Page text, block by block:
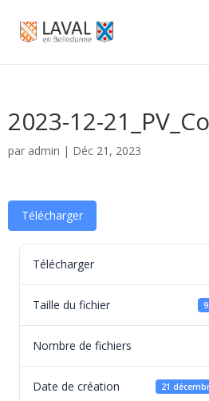
2023-12-
par admin | Déc 21, 2023
Télécharger
Télécharger
Taille du fichier
Nombre de fichiers
Date de création 21